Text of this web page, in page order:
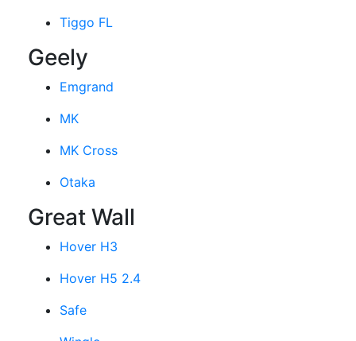
Tiggo FL
Geely
Emgrand
MK
MK Cross
Otaka
Great Wall
Hover H3
Hover H5 2.4
Safe